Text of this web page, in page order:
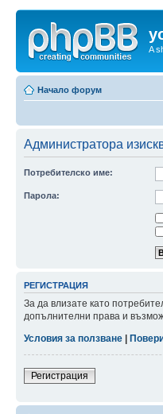
A
Начало форум
Администратора
Потребителско име:
Парола:
РЕГИСТРАЦИЯ
За да влизате като
допълнителни права и
Условия за ползване
Регистрация